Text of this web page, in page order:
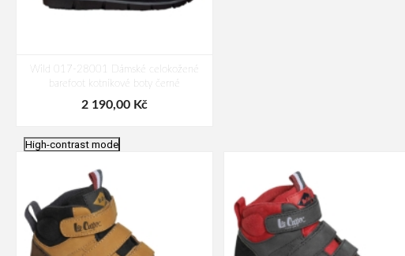
Wild 017-28001 Dámské celokožené
barefoot kotníkové boty černé
2 190,00 Kč
High-contrast mode